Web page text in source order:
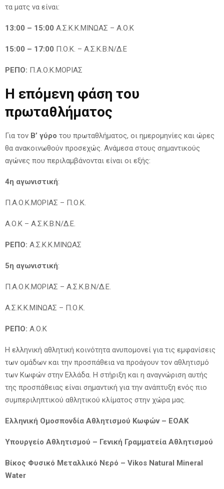
τα ματς να είναι:
13:00 – 15:00 Α.Σ.Κ.Κ.ΜΙΝΩΑΣ – Α.Ο.Κ
15:00 – 17:00 Π.Ο.Κ. – Α.Σ.Κ.Β.Ν/Δ.Ε
ΡΕΠΟ: Π.Α.Ο.Κ.ΜΟΡΙΑΣ
Η επόμενη φάση του
πρωταθλήματος
Για τον Β’ γύρο του πρωταθλήματος, οι ημερομηνίες και ώρες
θα ανακοινωθούν προσεχώς. Ανάμεσα στους σημαντικούς
αγώνες που περιλαμβάνονται είναι οι εξής:
4η αγωνιστική:
Π.Α.Ο.Κ.ΜΟΡΙΑΣ – Π.Ο.Κ.
Α.Ο.Κ – Α.Σ.Κ.Β.Ν/Δ.Ε.
ΡΕΠΟ: Α.Σ.Κ.Κ.ΜΙΝΩΑΣ
5η αγωνιστική:
Π.Α.Ο.Κ.ΜΟΡΙΑΣ – Α.Σ.Κ.Β.Ν/Δ.Ε.
Α.Σ.Κ.Κ.ΜΙΝΩΑΣ – Π.Ο.Κ.
ΡΕΠΟ: Α.Ο.Κ
Η ελληνική αθλητική κοινότητα ανυπομονεί για τις εμφανίσεις
των ομάδων και την προσπάθεια να προάγουν τον αθλητισμό
των Κωφών στην Ελλάδα. Η στήριξη και η αναγνώριση αυτής
της προσπάθειας είναι σημαντική για την ανάπτυξη ενός πιο
συμπεριληπτικού αθλητικού κλίματος στην χώρα μας.
Ελληνική Ομοσπονδία Αθλητισμού Κωφών – ΕΟΑΚ
Υπουργείο Αθλητισμού – Γενική Γραμματεία Αθλητισμού
Βίκος Φυσικό Μεταλλικό Νερό – Vikos Natural Mineral
Water